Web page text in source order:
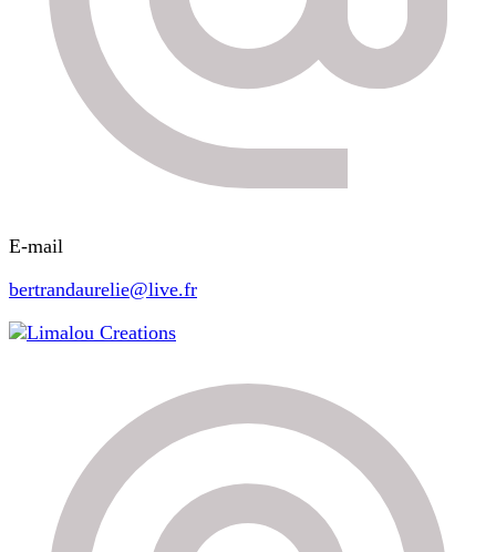
E-mail
bertrandaurelie@live.fr
Limalou Creations